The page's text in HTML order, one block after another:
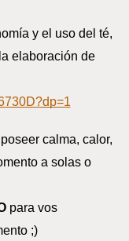
y el uso del té,
elaboración de
calma, calor,
a solas o
para vos
;)